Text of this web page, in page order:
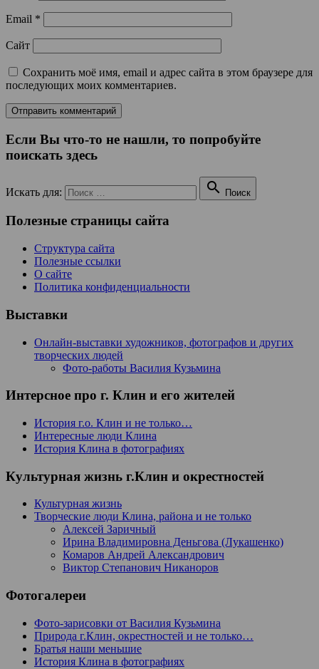
Email *
Сайт
Сохранить моё имя, email и адрес сайта в этом браузере для
последующих моих комментариев.
Если Вы что-то не нашли, то попробуйте
поискать здесь
Искать для:  Поиск
Полезные страницы сайта
Структура сайта
Полезные ссылки
О сайте
Политика конфиденциальности
Выставки
Онлайн-выставки художников, фотографов и других
творческих людей
Фото-работы Василия Кузьмина
Интерсное про г. Клин и его жителей
История г.о. Клин и не только…
Интересные люди Клина
История Клина в фотографиях
Культурная жизнь г.Клин и окрестностей
Культурная жизнь
Творческие люди Клина, района и не только
Алексей Заричный
Ирина Владимировна Деньгова (Лукашенко)
Комаров Андрей Александрович
Виктор Степанович Никаноров
Фотогалереи
Фото-зарисовки от Василия Кузьмина
Природа г.Клин, окрестностей и не только…
Братья наши меньшие
История Клина в фотографиях